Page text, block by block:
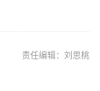
责任编辑：刘思桃